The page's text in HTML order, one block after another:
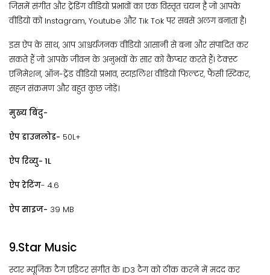
जिसमें संगीत और ट्रेंडिंग वीडियो प्रभावों का एक विस्तृत चयन है जो आपके
वीडियो को Instagram, Youtube और Tik Tok पर सबसे अलग बनाता है।
इस ऐप के साथ, आप आश्चर्यजनक वीडियो आसानी से बना और संपादित कर
सकते हैं जो आपके जीवन के अनुभवों के सार को कैप्चर करते हैं। टेक्स्ट
एनिमेशन, ऑन-ट्रेंड वीडियो प्रभाव, स्टाइलिश वीडियो फिल्टर, फैंसी स्टिकर,
सहज संक्रमण और बहुत कुछ जोड़ें।
मुख्य बिंदु-
ऐप डाउनलोड- 50L+
ऐप रिव्यु- 1L
ऐप रेटिंग- 4.6
ऐप साइज- 39 MB
9.Star Music
स्टार म्यूजिक टैग एडिटर संगीत के ID3 टैग को ठीक करने में मदद कर